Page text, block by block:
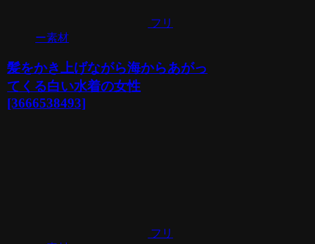
フリ
ー素材
髪をかき上げながら海からあがっ
てくる白い水着の女性
[3666538493]
フリ